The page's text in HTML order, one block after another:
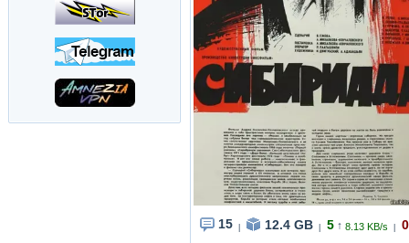
15 12.4 GB 5 ↑ 8.13 KB/s 0